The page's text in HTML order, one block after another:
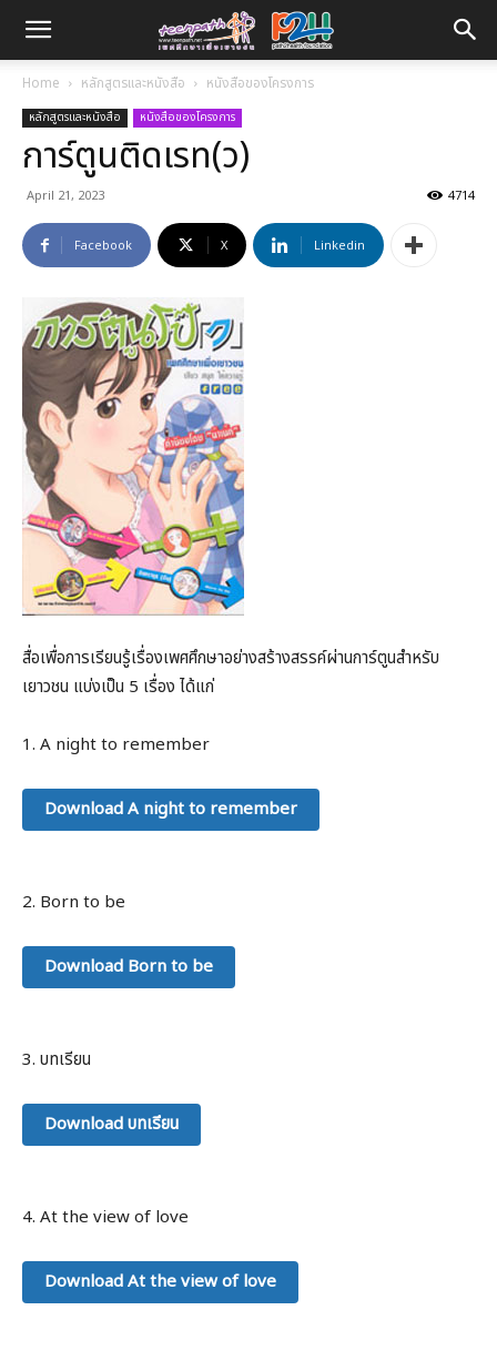
Home หลักสูตรและหนังสือ หนังสือของโครงการ
หลักสูตรและหนังสือ หนังสือของโครงการ
การ์ตูนติดเรท(ว)
April 21, 2023 4714
Facebook X Linkedin
สื่อเพื่อการเรียนรู้เรื่องเพศศึกษาอย่างสร้างสรรค์ผ่านการ์ตูนสำหรับ
เยาวชน แบ่งเป็น 5 เรื่อง ได้แก่
1. A night to remember
Download A night to remember
2. Born to be
Download Born to be
3. บทเรียน
Download บทเรียน
4. At the view of love
Download At the view of love